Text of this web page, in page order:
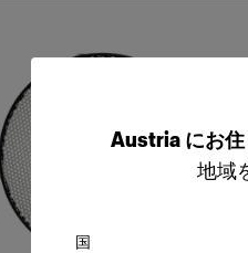
Austria にお
地域
国